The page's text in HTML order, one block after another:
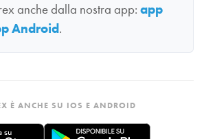
anche dalla nostra app: app
Android.
È ANCHE SU IOS E ANDROID